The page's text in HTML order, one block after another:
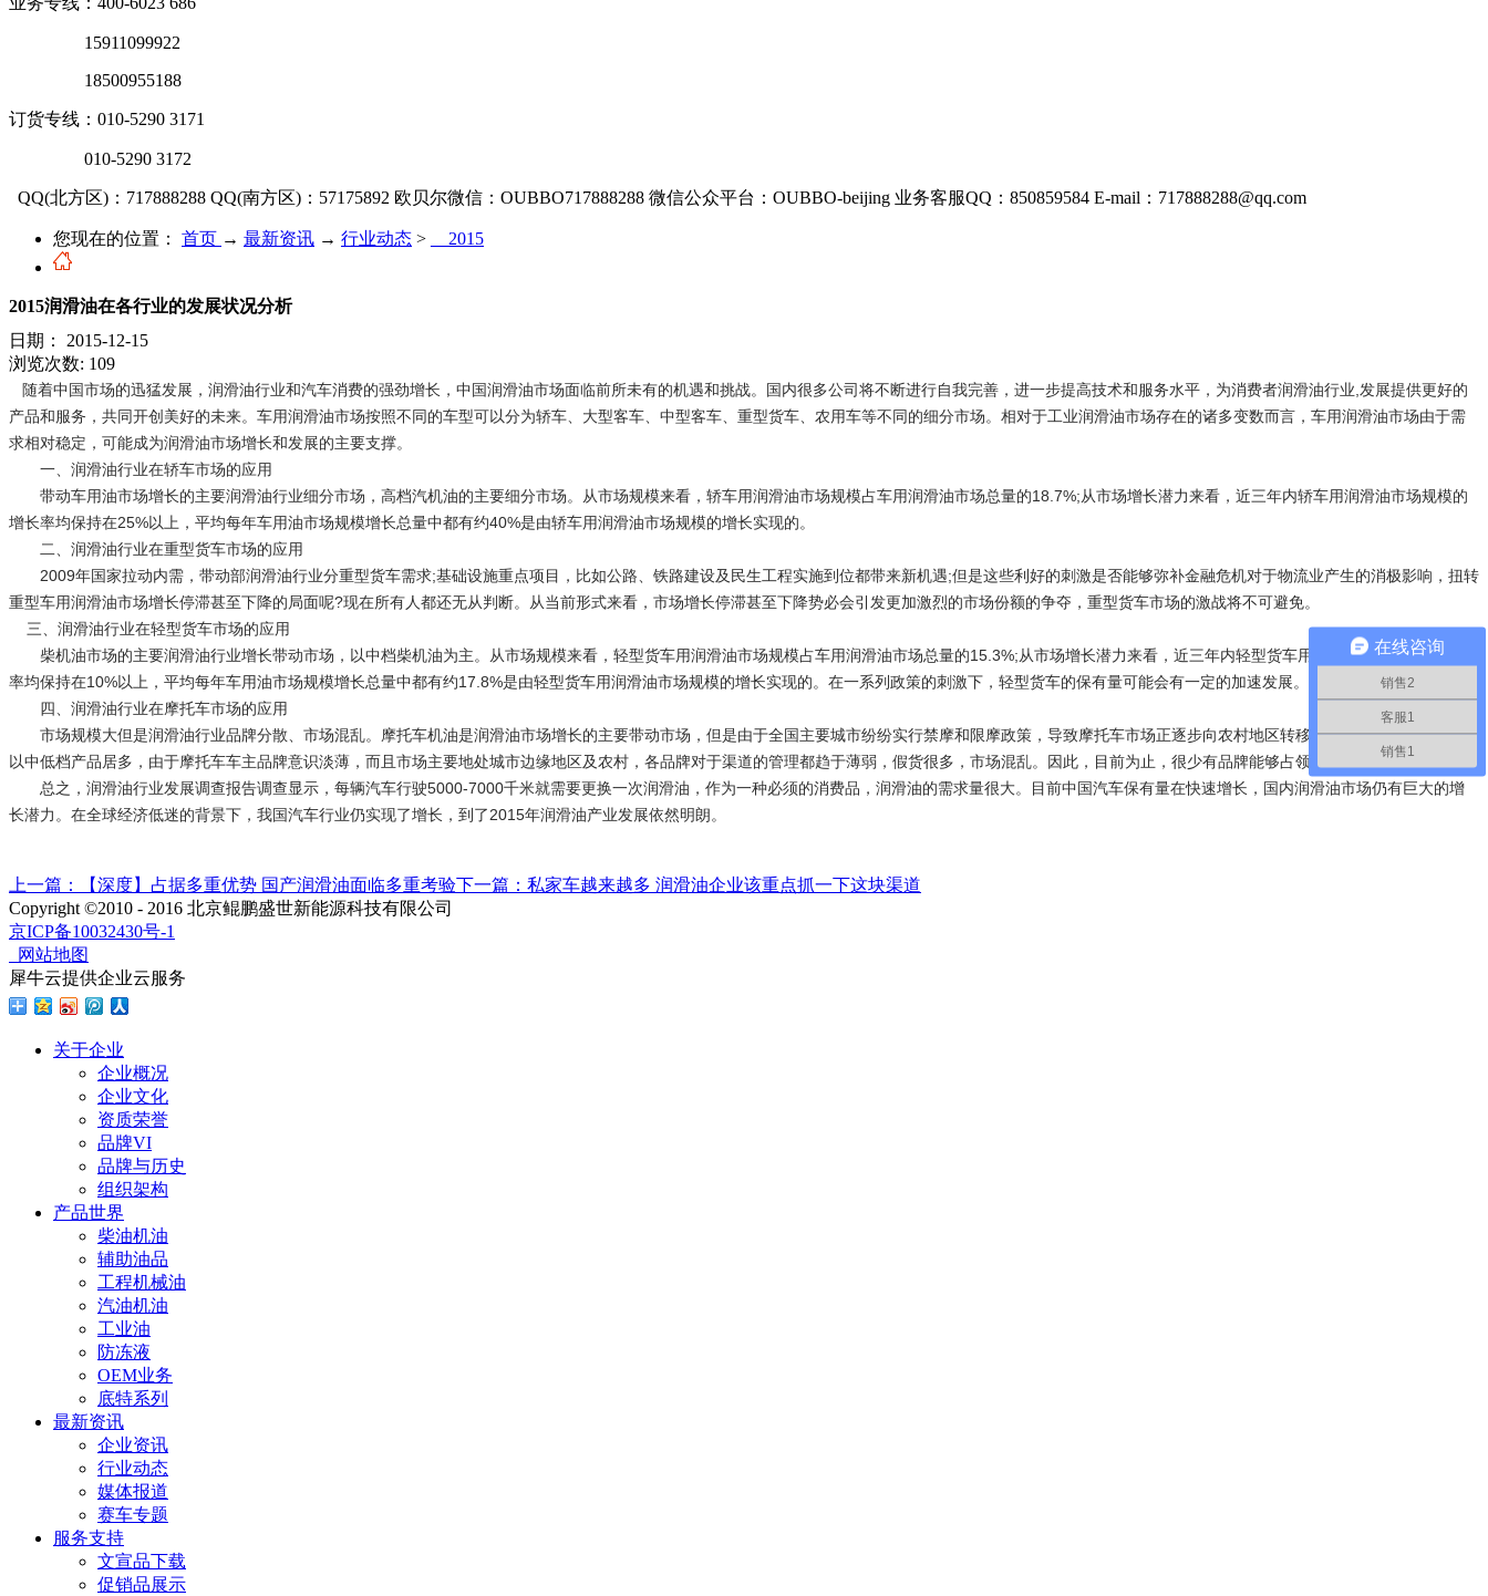
15911099922
18500955188
订货专线：010-5290 3171
010-5290 3172
QQ(北方区)：717888288 QQ(南方区)：57175892 欧贝尔微信：OUBBO717888288 微信公众平台：OUBBO-beijing 业务客服QQ：850859584 E-mail： 717888288@qq.com
您现在的位置： 首页 → 最新资讯 → 行业动态 > __2015
2015润滑油在各行业的发展状况分析
日期：
2015-12-15
浏览次数: 109
随着中国市场的迅猛发展，润滑油行业和汽车消费的强劲增长，中国润滑油市场面临前所未有的机遇和挑战。国内很多公司将不断进行自我完善，进一步提高技术和服务水平，为消费者润滑油行业,发展提供更好的
产品和服务，共同开创美好的未来。车用润滑油市场按照不同的车型可以分为轿车、大型客车、中型客车、重型货车、农用车等不同的细分市场。相对于工业润滑油市场存在的诸多变数而言，车用润滑油市场由于需
求相对稳定，可能成为润滑油市场增长和发展的主要支撑。
一、润滑油行业在轿车市场的应用
带动车用油市场增长的主要润滑油行业细分市场，高档汽机油的主要细分市场。从市场规模来看，轿车用润滑油市场规模占车用润滑油市场总量的18.7%;从市场增长潜力来看，近三年内轿车用润滑油市场规模的
增长率均保持在25%以上，平均每年车用油市场规模增长总量中都有约40%是由轿车用润滑油市场规模的增长实现的。
二、润滑油行业在重型货车市场的应用
2009年国家拉动内需，带动部润滑油行业分重型货车需求;基础设施重点项目，比如公路、铁路建设及民生工程实施到位都带来新机遇;但是这些利好的刺激是否能够弥补金融危机对于物流业产生的消极影响，扭转
重型车用润滑油市场增长停滞甚至下降的局面呢?现在所有人都还无从判断。从当前形式来看，市场增长停滞甚至下降势必会引发更加激烈的市场份额的争夺，重型货车市场的激战将不可避免。
三、润滑油行业在轻型货车市场的应用
柴机油市场的主要润滑油行业增长带动市场，以中档柴机油为主。从市场规模来看，轻型货车用润滑油市场规模占车用润滑油市场总量的15.3%;从市场增长潜力来看，近三年内轻型货车用润滑油市场规模的增长
率均保持在10%以上，平均每年车用油市场规模增长总量中都有约17.8%是由轻型货车用润滑油市场规模的增长实现的。在一系列政策的刺激下，轻型货车的保有量可能会有一定的加速发展。
四、润滑油行业在摩托车市场的应用
市场规模大但是润滑油行业品牌分散、市场混乱。摩托车机油是润滑油市场增长的主要带动市场，但是由于全国主要城市纷纷实行禁摩和限摩政策，导致摩托车市场正逐步向农村地区转移。摩托车用润滑油市场
以中低档产品居多，由于摩托车车主品牌意识淡薄，而且市场主要地处城市边缘地区及农村，各品牌对于渠道的管理都趋于薄弱，假货很多，市场混乱。因此，目前为止，很少有品牌能够占领超过10%的市场份额。
总之，润滑油行业发展调查报告调查显示，每辆汽车行驶5000-7000千米就需要更换一次润滑油，作为一种必须的消费品，润滑油的需求量很大。目前中国汽车保有量在快速增长，国内润滑油市场仍有巨大的增
长潜力。在全球经济低迷的背景下，我国汽车行业仍实现了增长，到了2015年润滑油产业发展依然明朗。
上一篇： 【深度】占据多重优势 国产润滑油面临多重考验 下一篇： 私家车越来越多 润滑油企业该重点抓一下这块渠道
Copyright ©2010 - 2016 北京鲲鹏盛世新能源科技有限公司
京ICP备10032430号-1
网站地图
犀牛云提供企业云服务
关于企业
企业概况
企业文化
资质荣誉
品牌VI
品牌与历史
组织架构
产品世界
柴油机油
辅助油品
工程机械油
汽油机油
工业油
防冻液
OEM业务
底特系列
最新资讯
企业资讯
行业动态
媒体报道
赛车专题
服务支持
文宣品下载
促销品展示
在线咨询
销售2
客服1
销售1